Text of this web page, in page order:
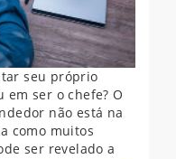
seu próprio
não está na
como muitos
ser revelado a